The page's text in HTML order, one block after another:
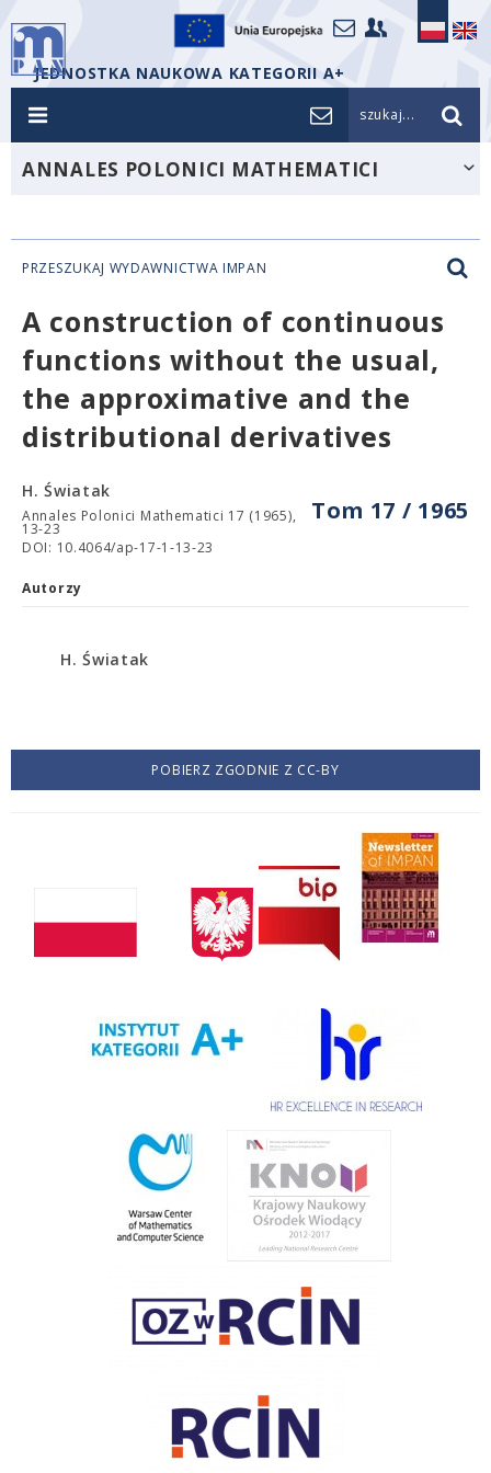
JEDNOSTKA NAUKOWA KATEGORII A+
szukaj...
ANNALES POLONICI MATHEMATICI
PRZESZUKAJ WYDAWNICTWA IMPAN
A construction of continuous
functions without the usual,
the approximative and the
distributional derivatives
Tom 17 / 1965
H. Światak
Annales Polonici Mathematici 17 (1965),
13-23
DOI: 10.4064/ap-17-1-13-23
Autorzy
H. Światak
POBIERZ ZGODNIE Z CC-BY